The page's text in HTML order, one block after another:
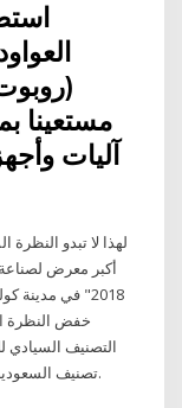
مستعينا
آليات
لهذا لا تبدو النظرة
أكبر معرض
خفض النظرة
التصنيف السيادي
تصنيف السعودية ولكنها خفضت نظرتها المستقبلية أيضا إلى سلبية.